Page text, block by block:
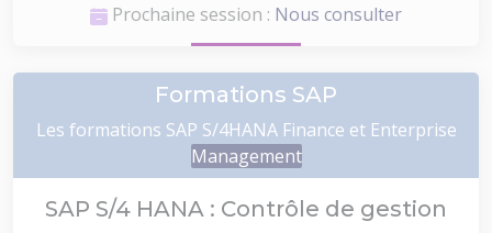
Prochaine session : Nous consulter
Formations SAP
Les formations SAP S/4HANA Finance et Enterprise
Management
SAP S/4 HANA : Contrôle de gestion